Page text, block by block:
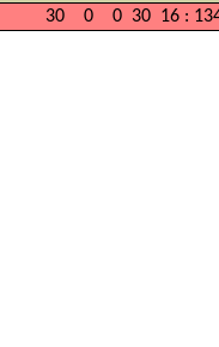
30 0 0 30 16 :